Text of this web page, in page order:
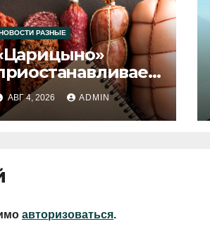
НОВОСТИ РАЗНЫЕ
продукции
АВГ 4, 2026 ADMIN
авторизоваться.